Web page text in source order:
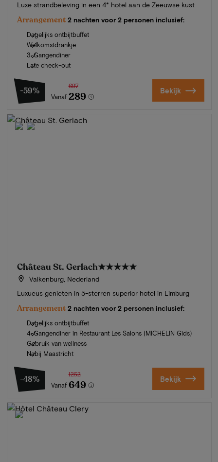
Luxe strandbeleving in een 4* hotel aan de Zeeuwse kust
Arrangement 2 nachten voor 2 personen inclusief:
Dagelijks ontbijtbuffet
Welkomstdrankje
3-Gangendiner
Late check-out
-59%
Vanaf
697
289 Bekijk
Château St. Gerlach★★★★★
Valkenburg, Nederland
Luxueus genieten in 5-sterren superior hotel in Limburg
Arrangement 2 nachten voor 2 personen inclusief:
Dagelijks ontbijtbuffet
4-Gangendiner in Restaurant Les Salons (MICHELIN Gids)
Gebruik van wellness
Nabij Maastricht
-48%
Vanaf
1252
649 Bekijk